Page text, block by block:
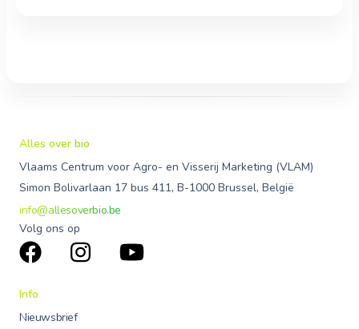
Alles over bio
Vlaams Centrum voor Agro- en Visserij Marketing (VLAM)
Simon Bolivarlaan 17 bus 411, B-1000 Brussel, België
info@allesoverbio.be
Volg ons op
Info
Nieuwsbrief